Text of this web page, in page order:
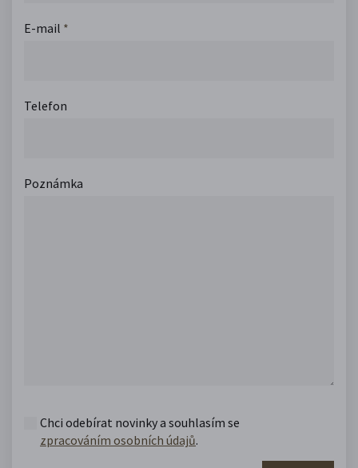
E-mail *
Telefon
Poznámka
Chci odebírat novinky a souhlasím se
zpracováním osobních údajů.